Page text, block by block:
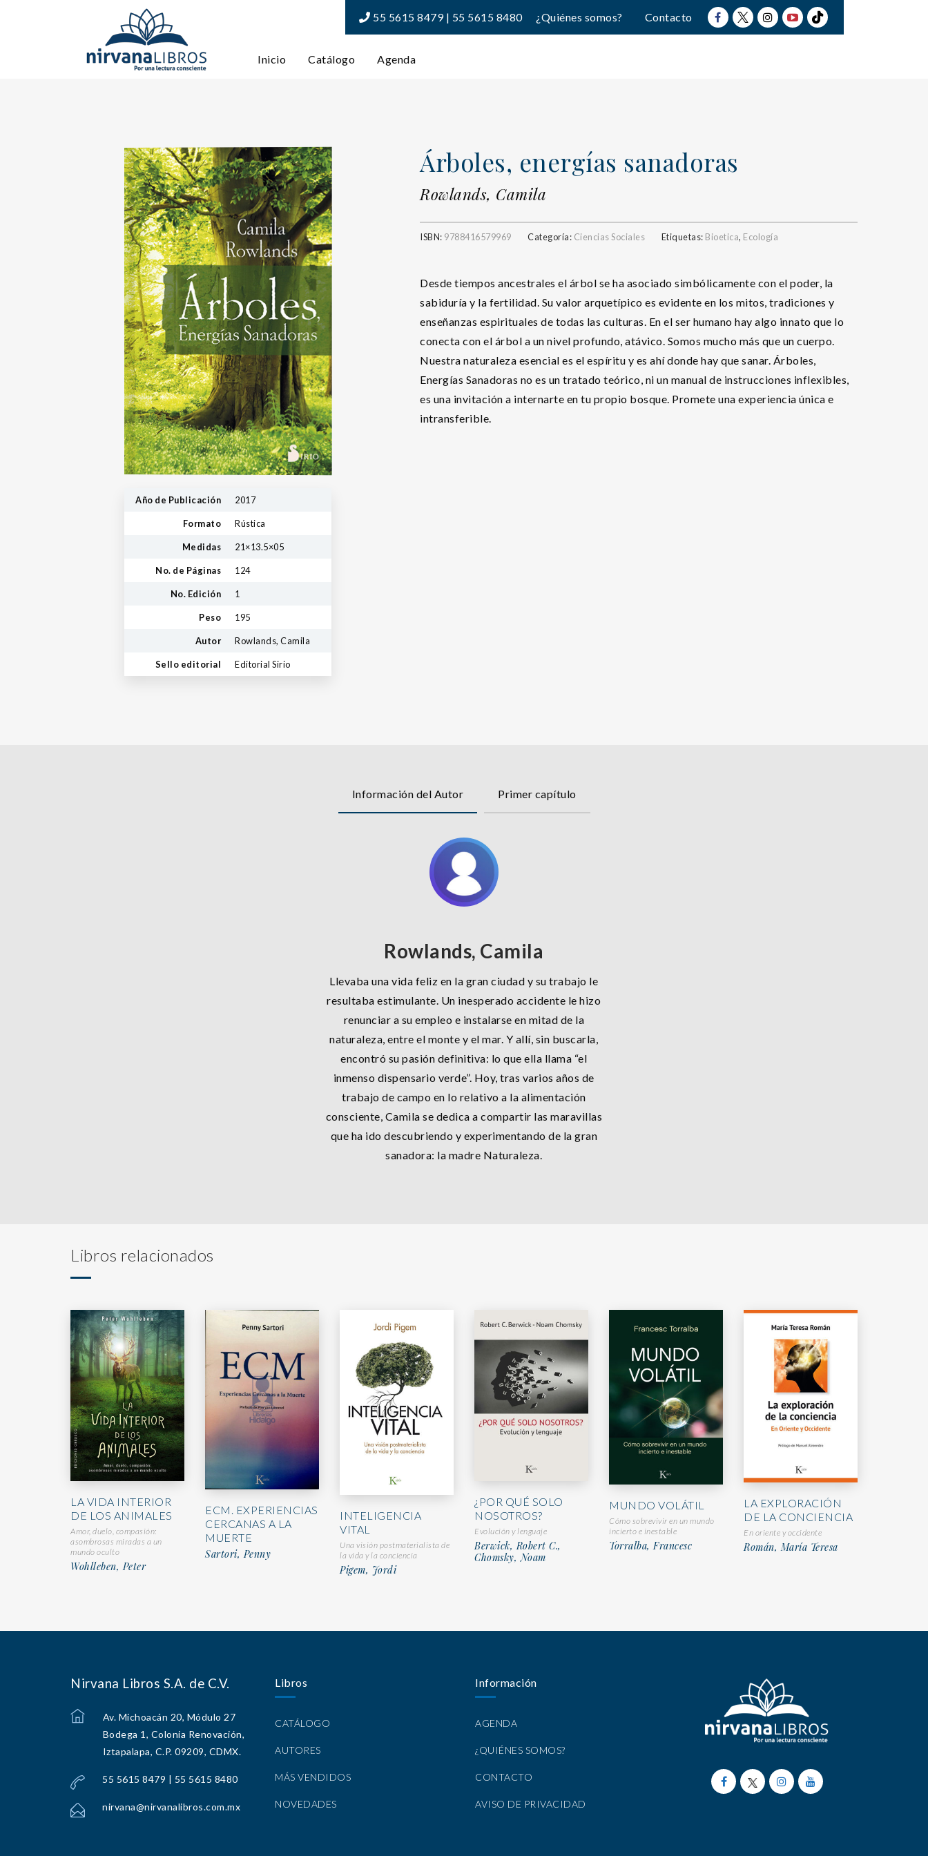
55 5615 8479 | 55 5615 8480 ¿Quiénes somos? Contacto
Inicio Catálogo Agenda
Año de Publicación 2017
Formato Rústica
Medidas 21×13.5×05
No. de Páginas 124
No. Edición 1
Peso 195
Autor Rowlands, Camila
Sello editorial Editorial Sirio
Árboles, energías sanadoras
Rowlands, Camila
ISBN: 9788416579969 Categoría: Ciencias Sociales Etiquetas: Bioetica, Ecología
Desde tiempos ancestrales el árbol se ha asociado simbólicamente con el poder, la
sabiduría y la fertilidad. Su valor arquetípico es evidente en los mitos, tradiciones y
enseñanzas espirituales de todas las culturas. En el ser humano hay algo innato que lo
conecta con el árbol a un nivel profundo, atávico. Somos mucho más que un cuerpo.
Nuestra naturaleza esencial es el espíritu y es ahí donde hay que sanar. Árboles,
Energías Sanadoras no es un tratado teórico, ni un manual de instrucciones inflexibles,
es una invitación a internarte en tu propio bosque. Promete una experiencia única e
intransferible.
Información del Autor Primer capítulo
Rowlands, Camila
Llevaba una vida feliz en la gran ciudad y su trabajo le
resultaba estimulante. Un inesperado accidente le hizo
renunciar a su empleo e instalarse en mitad de la
naturaleza, entre el monte y el mar. Y allí, sin buscarla,
encontró su pasión definitiva: lo que ella llama “el
inmenso dispensario verde”. Hoy, tras varios años de
trabajo de campo en lo relativo a la alimentación
consciente, Camila se dedica a compartir las maravillas
que ha ido descubriendo y experimentando de la gran
sanadora: la madre Naturaleza.
Libros relacionados
LA VIDA INTERIOR
DE LOS ANIMALES
Amor, duelo, compasión:
asombrosas miradas a un
mundo oculto
Wohlleben, Peter
ECM. EXPERIENCIAS
CERCANAS A LA
MUERTE
Sartori, Penny
INTELIGENCIA
VITAL
Una visión postmaterialista de
la vida y la conciencia
Pigem, Jordi
¿POR QUÉ SOLO
NOSOTROS?
Evolución y lenguaje
Berwick, Robert C.,
Chomsky, Noam
MUNDO VOLÁTIL
Cómo sobrevivir en un mundo
incierto e inestable
Torralba, Francesc
LA EXPLORACIÓN
DE LA CONCIENCIA
En oriente y occidente
Román, María Teresa
Nirvana Libros S.A. de C.V.
Av. Michoacán 20, Módulo 27
Bodega 1, Colonia Renovación,
Iztapalapa, C.P. 09209, CDMX.
55 5615 8479 | 55 5615 8480
nirvana@nirvanalibros.com.mx
Libros
CATÁLOGO
AUTORES
MÁS VENDIDOS
NOVEDADES
Información
AGENDA
¿QUIÉNES SOMOS?
CONTACTO
AVISO DE PRIVACIDAD